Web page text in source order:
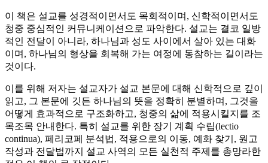
이 책은 설교를 성경적이면서도 목회적이며, 신학적이면서도
청중 중심적인 커뮤니케이션으로 파악한다. 설교는 결코 일방
적인 전달이 아니라, 하나님과 성도 사이에서 살아 있는 대화
이며, 하나님의 형상을 회복해 가는 여정에 동참하는 길이라는
것이다.
이를 위해 저자는 설교자가 설교 본문에 대해 신학적으로 깊이
읽고, 그 본문에 깃든 하나님의 뜻을 정확히 분별하며, 그것을
어떻게 효과적으로 구조화하고, 청중의 삶에 적용시킬지를 조
목조목 안내한다. 특히 설교를 위한 장기 계획 수립(lectio
continua), 페리코페 분석법, 적용으로의 이동, 예화 찾기, 원고
작성과 전달법까지 설교 사역의 모든 실천적 주제를 총망라한